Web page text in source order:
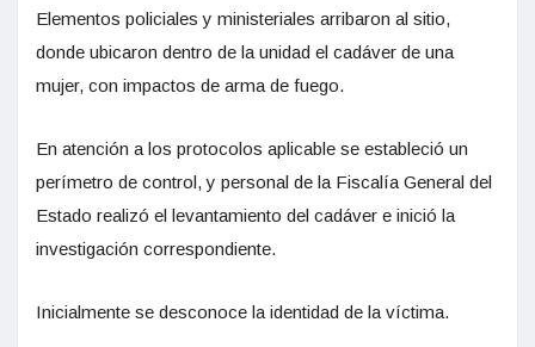
Elementos policiales y ministeriales arribaron al sitio,
donde ubicaron dentro de la unidad el cadáver de una
mujer, con impactos de arma de fuego.
En atención a los protocolos aplicable se estableció un
perímetro de control, y personal de la Fiscalía General del
Estado realizó el levantamiento del cadáver e inició la
investigación correspondiente.
Inicialmente se desconoce la identidad de la víctima.